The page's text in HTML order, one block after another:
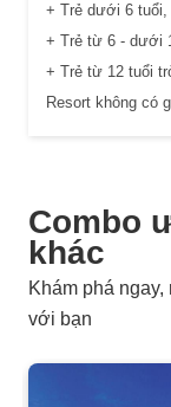
+ Trẻ dưới 6
+ Trẻ từ 6 - dưới
+ Trẻ từ 12 tuổi
Resort không có
Combo
khác
Khám phá
với bạn